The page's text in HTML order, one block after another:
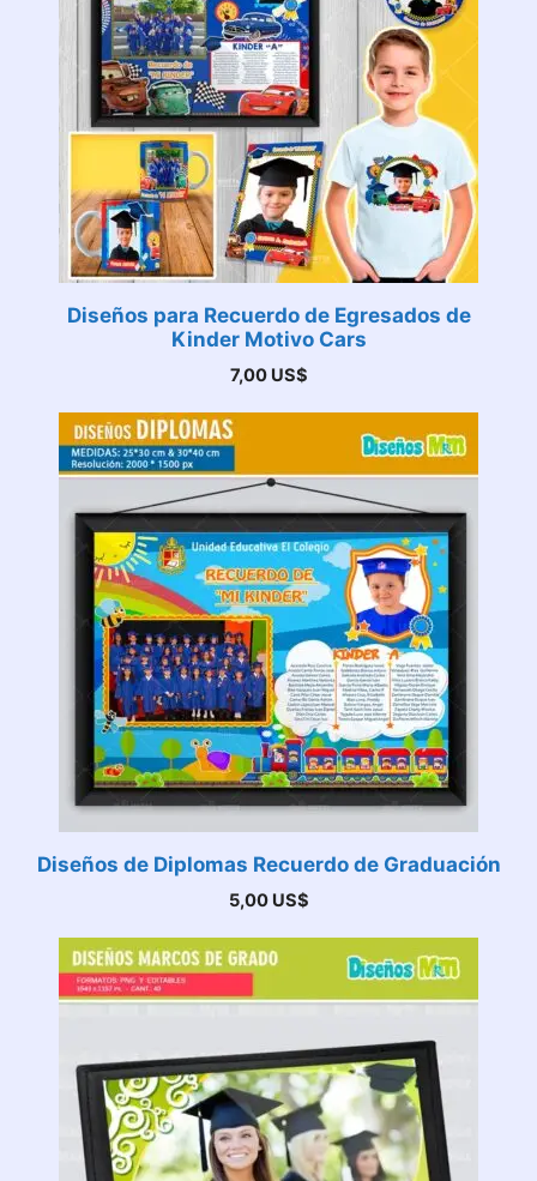
Diseños para Recuerdo de Egresados de
Kinder Motivo Cars
7,00 US$
Diseños de Diplomas Recuerdo de Graduación
5,00 US$